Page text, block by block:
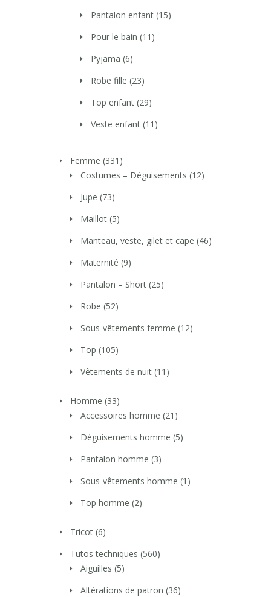
Pantalon enfant (15)
Pour le bain (11)
Pyjama (6)
Robe fille (23)
Top enfant (29)
Veste enfant (11)
Femme (331)
Costumes – Déguisements (12)
Jupe (73)
Maillot (5)
Manteau, veste, gilet et cape (46)
Maternité (9)
Pantalon – Short (25)
Robe (52)
Sous-vêtements femme (12)
Top (105)
Vêtements de nuit (11)
Homme (33)
Accessoires homme (21)
Déguisements homme (5)
Pantalon homme (3)
Sous-vêtements homme (1)
Top homme (2)
Tricot (6)
Tutos techniques (560)
Aiguilles (5)
Altérations de patron (36)